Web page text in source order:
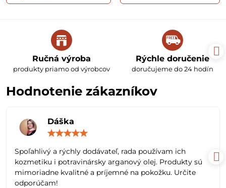
Ručná výroba
produkty priamo od výrobcov
Rýchle doručenie
doručujeme do 24 hodín
Hodnotenie zákazníkov
Dáška
5
Spoľahlivý a rýchly dodávateľ, rada používam ich
kozmetiku i potravinársky arganový olej. Produkty sú
mimoriadne kvalitné a príjemné na pokožku. Určite
odporúčam!